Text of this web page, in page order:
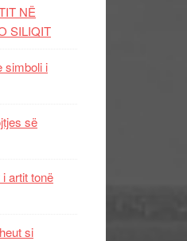
NË
SILIQIT
simboli i
së
artit tonë
si